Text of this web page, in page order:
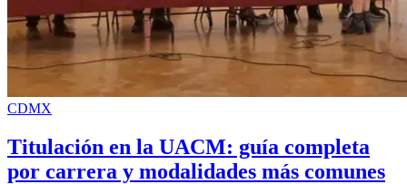
CDMX
Titulación en la UACM: guía completa
por carrera y modalidades más comunes